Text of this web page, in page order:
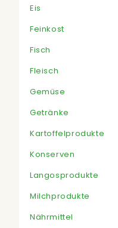
Eis
Feinkost
Fisch
Fleisch
Gemüse
Getränke
Kartoffelprodukte
Konserven
Langosprodukte
Milchprodukte
Nährmittel